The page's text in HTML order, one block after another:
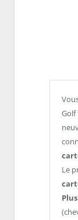
Golf
Le
Plus